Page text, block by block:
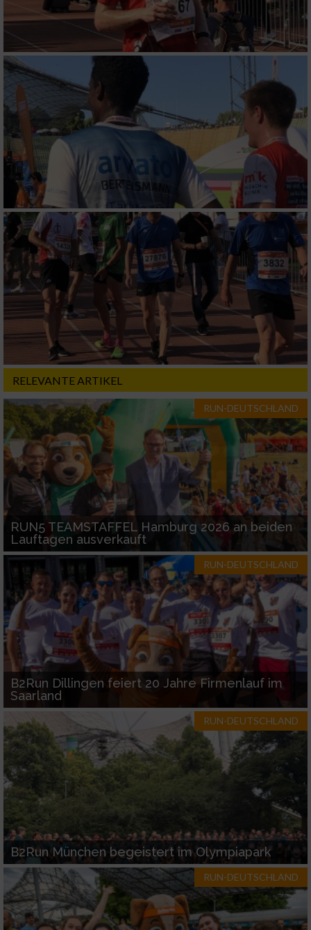
RELEVANTE ARTIKEL
RUN-DEUTSCHLAND
RUN5 TEAMSTAFFEL Hamburg 2026 an beiden
Lauftagen ausverkauft
RUN-DEUTSCHLAND
B2Run Dillingen feiert 20 Jahre Firmenlauf im
Saarland
RUN-DEUTSCHLAND
B2Run München begeistert im Olympiapark
RUN-DEUTSCHLAND